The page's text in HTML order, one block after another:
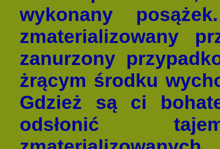
wykonany
zmaterializowany
zanurzony
żrącym środku
Gdzież są ci
odsłonić